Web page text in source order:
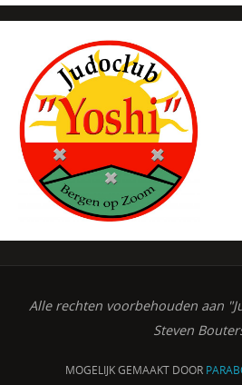
Alle rechten voorbehouden aan
Steven
MOGELIJK GEMAAKT DOOR